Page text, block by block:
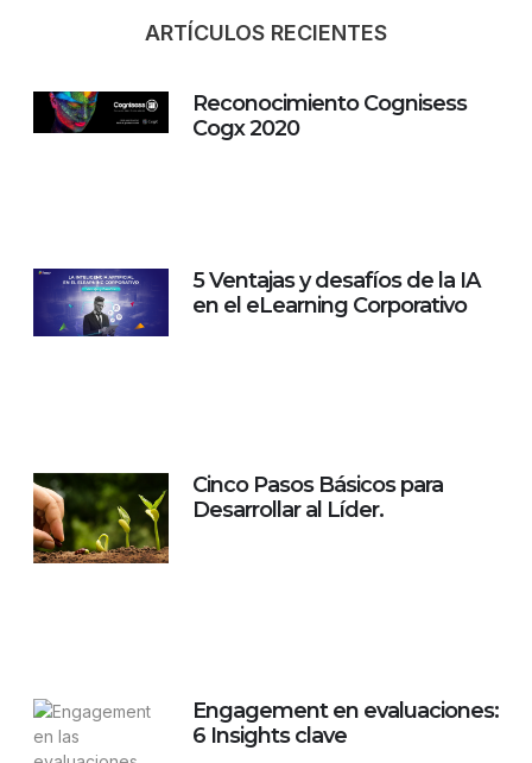
ARTÍCULOS RECIENTES
Reconocimiento Cognisess
Cogx 2020
5 Ventajas y desafíos de la IA
en el eLearning Corporativo
Cinco Pasos Básicos para
Desarrollar al Líder.
Engagement en evaluaciones:
6 Insights clave